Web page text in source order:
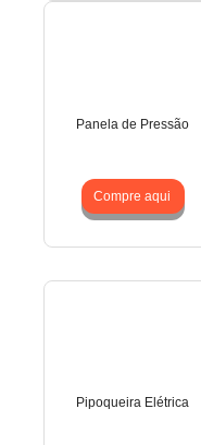
Panela de Pressão
Compre aqui
Pipoqueira Elétrica